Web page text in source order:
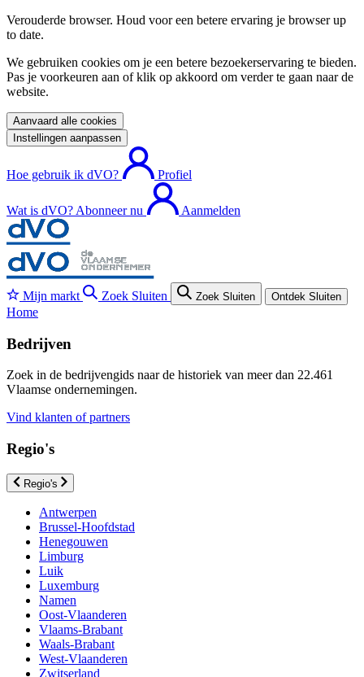
Verouderde browser. Houd voor een betere ervaring je browser up
to date.
We gebruiken cookies om je een betere bezoekerservaring te bieden.
Pas je voorkeuren aan of klik op akkoord om verder te gaan naar de
website.
Aanvaard alle cookies
Instellingen aanpassen
Hoe gebruik ik dVO? Profiel
Wat is dVO? Abonneer nu Aanmelden
Mijn markt Zoek Sluiten Zoek Sluiten Ontdek Sluiten
Home
Bedrijven
Zoek in de bedrijvengids naar de historiek van meer dan 22.461
Vlaamse ondernemingen.
Vind klanten of partners
Regio's
Regio's
Antwerpen
Brussel-Hoofdstad
Henegouwen
Limburg
Luik
Luxemburg
Namen
Oost-Vlaanderen
Vlaams-Brabant
Waals-Brabant
West-Vlaanderen
Zwitserland